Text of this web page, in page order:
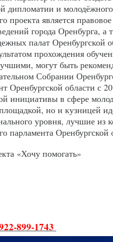
дипломатии и
проекта является
города Оренбурга, а
палат Оренбургской
прохождения
могут быть
Собрании
Оренбургской области с
инициативы в сфере
но и кузницей
уровня, лучшие из
парламента Оренбургской
«Хочу помогать»
899-1743